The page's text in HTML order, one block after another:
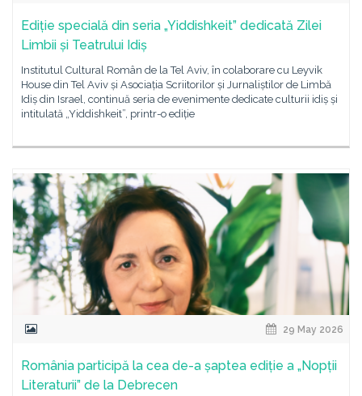
Ediție specială din seria „Yiddishkeit” dedicată Zilei
Limbii și Teatrului Idiș
Institutul Cultural Român de la Tel Aviv, în colaborare cu Leyvik
House din Tel Aviv și Asociația Scriitorilor și Jurnaliștilor de Limbă
Idiș din Israel, continuă seria de evenimente dedicate culturii idiș și
intitulată „Yiddishkeit”, printr-o ediție
29 May 2026
România participă la cea de-a șaptea ediție a „Nopții
Literaturii” de la Debrecen